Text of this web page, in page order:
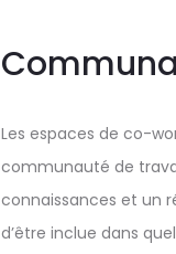
Les espaces de co-
communauté de
connaissances et un
d’être inclue dans